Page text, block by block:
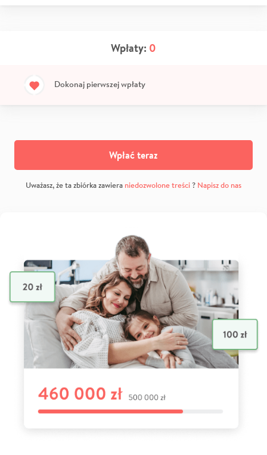
Wpłaty: 0
Dokonaj pierwszej wpłaty
Wpłać teraz
Uważasz, że ta zbiórka zawiera niedozwolone treści? Napisz do nas